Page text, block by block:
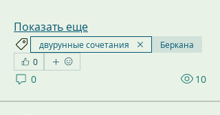
Показать еще
двурунные сочетания
Беркана
0
0 10